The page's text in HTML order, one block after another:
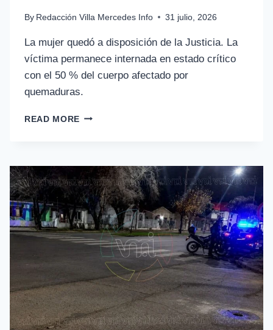
By Redacción Villa Mercedes Info 31 julio, 2026
La mujer quedó a disposición de la Justicia. La
víctima permanece internada en estado crítico
con el 50 % del cuerpo afectado por
quemaduras.
READ MORE